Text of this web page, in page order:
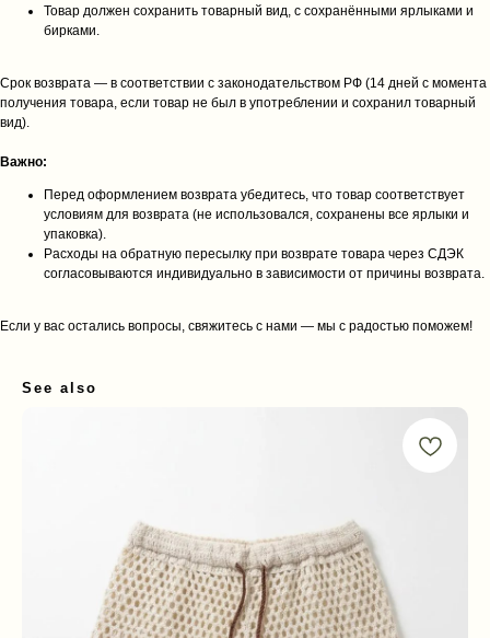
Товар должен сохранить товарный вид, с сохранёнными ярлыками и
бирками.
Срок возврата — в соответствии с законодательством РФ (14 дней с момента
получения товара, если товар не был в употреблении и сохранил товарный
вид).
Важно:
Перед оформлением возврата убедитесь, что товар соответствует
условиям для возврата (не использовался, сохранены все ярлыки и
упаковка).
Расходы на обратную пересылку при возврате товара через СДЭК
согласовываются индивидуально в зависимости от причины возврата.
Если у вас остались вопросы, свяжитесь с нами — мы с радостью поможем!
See also